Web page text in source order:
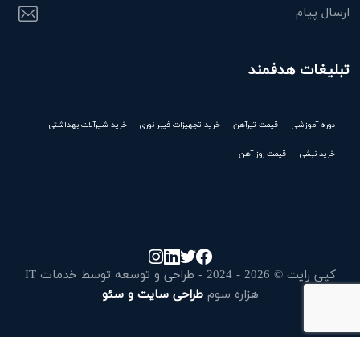
ارسال پیام
تبلیغات هدفمند
دوره آموزشی قیمت تیرآهن خرید تجهیزات فیبر نوری خرید شیرآلات بهداشتی
خرید نبشی قیمت روز آهن
کپی رایت © 2026 - 2024 - طراحی و توسعه توسط خدمات IT
هزاره سومطراحی سایت و سئو